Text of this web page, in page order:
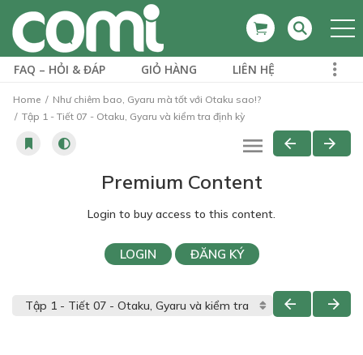
FAQ – HỎI & ĐÁP GIỎ HÀNG LIÊN HỆ
Home
Như chiêm bao, Gyaru mà tốt với Otaku sao!?
Tập 1 - Tiết 07 - Otaku, Gyaru và kiểm tra định kỳ
Premium Content
Login to buy access to this content.
LOGIN ĐĂNG KÝ